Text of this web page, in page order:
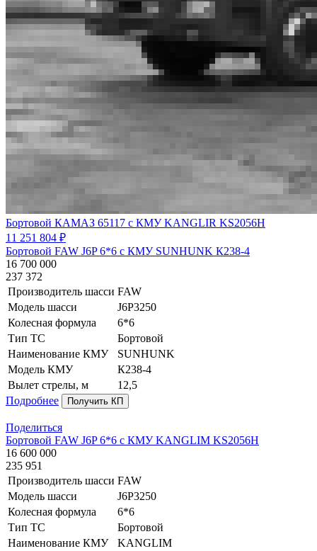
Бортовой КАМАЗ 65117 с КМУ KANGLIR KS2056H
11 251 804 ₽
Бортовой FAW J6P 6*6 с КМУ SUNHUNK К238-4
16 700 000
237 372
Производитель шасси FAW
Модель шасси
J6P3250
Колесная формула
6*6
Тип ТС
Бортовой
Наименование КМУ
SUNHUNK
Модель КМУ
К238-4
Вылет стрелы, м
12,5
Подробнее
Получить КП
Поделиться
Бортовой FAW J6P 6*6 с КМУ KANGLIM KS2056H
16 600 000
235 951
Производитель шасси FAW
Модель шасси
J6P3250
Колесная формула
6*6
Тип ТС
Бортовой
Наименование КМУ
KANGLIM